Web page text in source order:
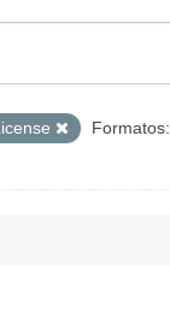
Formatos: